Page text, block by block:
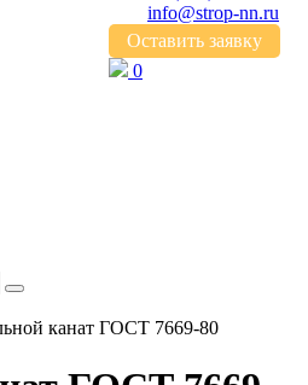
info@strop-nn.ru
Оставить заявку
0
канат ГОСТ 7669-80